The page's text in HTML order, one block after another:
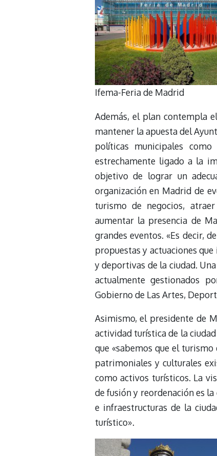
Ifema-Feria de Madrid
Además, el plan contempla
mantener la apuesta del
políticas municipales
estrechamente ligado a la
objetivo de lograr un
organización en Madrid de
turismo de negocios,
aumentar la presencia de
grandes eventos. «Es decir,
propuestas y actuaciones
y deportivas de la ciudad.
actualmente gestionados
Gobierno de Las Artes,
Asimismo, el presidente de
actividad turística de la
que «sabemos que el
patrimoniales y culturales
como activos turísticos. La
de fusión y reordenación es
e infraestructuras de la
turístico».